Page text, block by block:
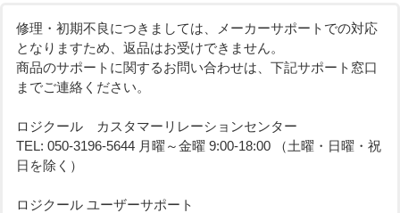
修理・初期不良につきましては、メーカーサポートでの対応
となりますため、返品はお受けできません。
商品のサポートに関するお問い合わせは、下記サポート窓口
までご連絡ください。
ロジクール カスタマーリレーションセンター
TEL: 050-3196-5644 月曜～金曜 9:00-18:00 （土曜・日曜・祝
日を除く）
ロジクール ユーザーサポート